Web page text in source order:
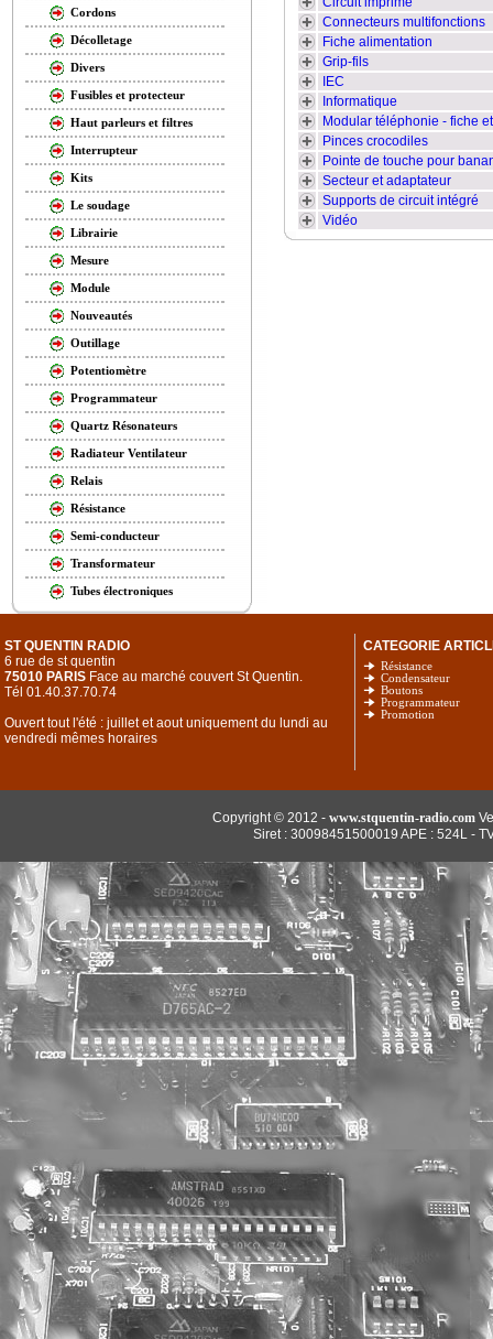
Cordons
Décolletage
Divers
Fusibles et protecteur
Haut parleurs et filtres
Interrupteur
Kits
Le soudage
Librairie
Mesure
Module
Nouveautés
Outillage
Potentiomètre
Programmateur
Quartz Résonateurs
Radiateur Ventilateur
Relais
Résistance
Semi-conducteur
Transformateur
Tubes électroniques
Connecteurs multifonctions
Fiche alimentation
Grip-fils
IEC
Informatique
Modular téléphonie - fiche
Pinces crocodiles
Pointe de touche pour
Secteur et adaptateur
Supports de circuit intégré
Vidéo
ST QUENTIN RADIO
6 rue de st quentin
75010 PARIS Face au marché couvert St Quentin.
Tél 01.40.37.70.74
Ouvert tout l'été : juillet et aout uniquement du lundi au
vendredi mêmes horaires
CATEGORIE
Résistance
Condensateur
Boutons
Programmateur
Promotion
Copyright © 2012 - www.stquentin-radio.com
Siret : 30098451500019 APE : 524L -